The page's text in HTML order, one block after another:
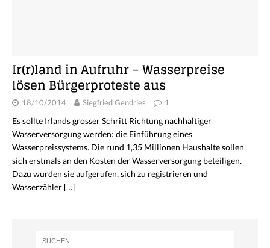
Ir(r)land in Aufruhr – Wasserpreise
lösen Bürgerproteste aus
18/10/2014 Siegfried Gendries 1
Es sollte Irlands grosser Schritt Richtung nachhaltiger
Wasserversorgung werden: die Einführung eines
Wasserpreissystems. Die rund 1,35 Millionen Haushalte sollen
sich erstmals an den Kosten der Wasserversorgung beteiligen.
Dazu wurden sie aufgerufen, sich zu registrieren und
Wasserzähler […]